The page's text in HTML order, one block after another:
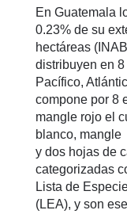
En Guatemala
0.23% de su
hectáreas
distribuyen en
Pacífico,
compone por 8
mangle rojo el
blanco, mangle
y dos hojas de
categorizadas
Lista de
(LEA), y son